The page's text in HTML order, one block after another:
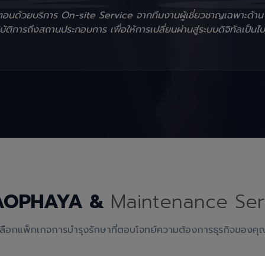
อนด้วยบริการ On-site Service จากทีมงานผู้เชี่ยวชาญเฉพาะด้า
การถึงสถานประกอบการ เพื่อให้การเปลี่ยนผ่านสู่ระบบดิจิทัลเป็นไ
& Maintenance
อกแพ็กเกจการบำรุงรักษาที่ตอบโจทย์ความต้องการธุรกิจของ